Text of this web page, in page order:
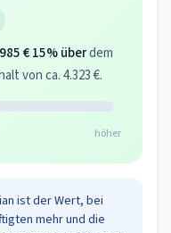
€15% überdem
von ca. 4.323 €.
höher
ist der Wert, bei
mehr und die